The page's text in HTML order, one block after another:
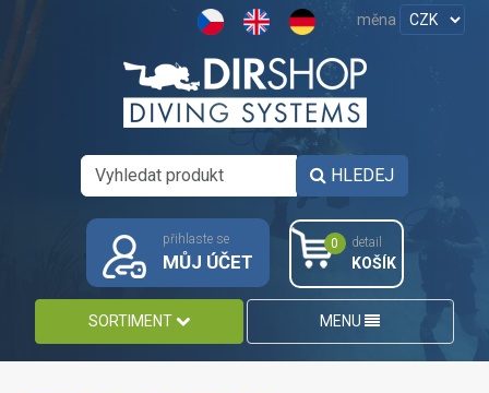
měna
HLEDEJ
přihlaste se
MŮJ ÚČET
0 detail
KOŠÍK
SORTIMENT MENU